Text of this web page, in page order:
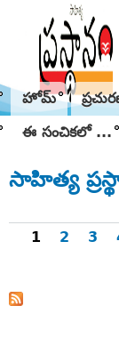
హోమ్
ఈ సంచికలో ...
సాహిత్య
1 2 3